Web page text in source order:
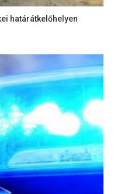
határátkelőhelyen